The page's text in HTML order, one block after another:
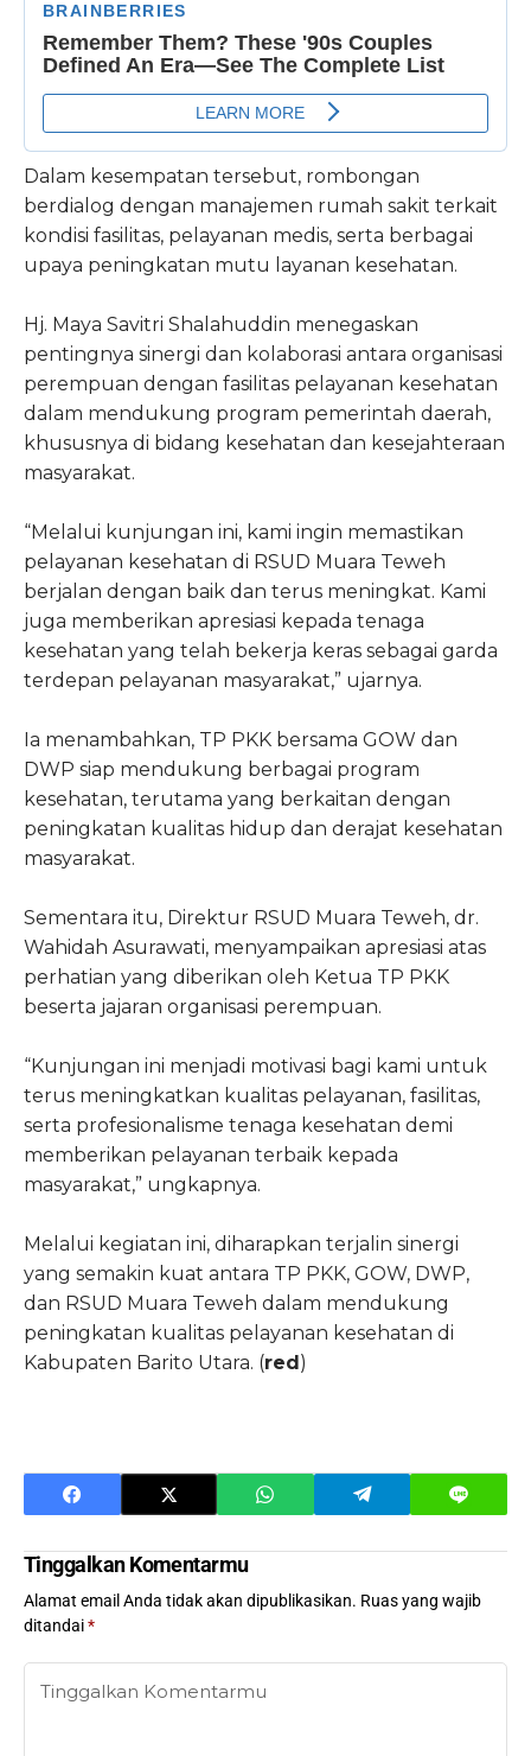
Dalam kesempatan tersebut, rombongan
berdialog dengan manajemen rumah sakit terkait
kondisi fasilitas, pelayanan medis, serta berbagai
upaya peningkatan mutu layanan kesehatan.
Hj. Maya Savitri Shalahuddin menegaskan
pentingnya sinergi dan kolaborasi antara organisasi
perempuan dengan fasilitas pelayanan kesehatan
dalam mendukung program pemerintah daerah,
khususnya di bidang kesehatan dan kesejahteraan
masyarakat.
“Melalui kunjungan ini, kami ingin memastikan
pelayanan kesehatan di RSUD Muara Teweh
berjalan dengan baik dan terus meningkat. Kami
juga memberikan apresiasi kepada tenaga
kesehatan yang telah bekerja keras sebagai garda
terdepan pelayanan masyarakat,” ujarnya.
Ia menambahkan, TP PKK bersama GOW dan
DWP siap mendukung berbagai program
kesehatan, terutama yang berkaitan dengan
peningkatan kualitas hidup dan derajat kesehatan
masyarakat.
Sementara itu, Direktur RSUD Muara Teweh, dr.
Wahidah Asurawati, menyampaikan apresiasi atas
perhatian yang diberikan oleh Ketua TP PKK
beserta jajaran organisasi perempuan.
“Kunjungan ini menjadi motivasi bagi kami untuk
terus meningkatkan kualitas pelayanan, fasilitas,
serta profesionalisme tenaga kesehatan demi
memberikan pelayanan terbaik kepada
masyarakat,” ungkapnya.
Melalui kegiatan ini, diharapkan terjalin sinergi
yang semakin kuat antara TP PKK, GOW, DWP,
dan RSUD Muara Teweh dalam mendukung
peningkatan kualitas pelayanan kesehatan di
Kabupaten Barito Utara. (red)
Tinggalkan Komentarmu
Alamat email Anda tidak akan dipublikasikan. Ruas yang wajib
ditandai*